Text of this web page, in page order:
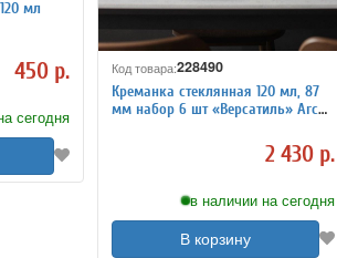
мл
450 р.
сегодня
Код товара:228490
Креманка стеклянная 120 мл, 87
мм набор 6 шт «Версатиль» Arc
2 430 р.
в наличии на сегодня
В корзину